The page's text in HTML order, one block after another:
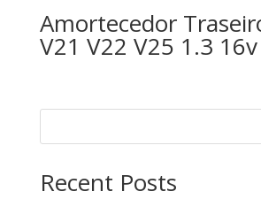
Amortecedor
V21 V22 V25 1.3 16v
Recent Posts